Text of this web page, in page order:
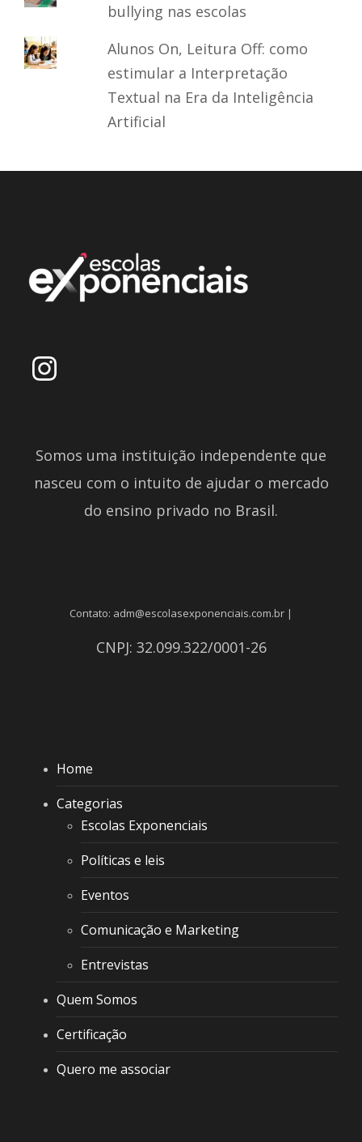
bullying nas escolas
Alunos On, Leitura Off: como
estimular a Interpretação
Textual na Era da Inteligência
Artificial
Somos uma instituição independente que
nasceu com o intuito de ajudar o mercado
do ensino privado no Brasil.
Contato: adm@escolasexponenciais.com.br |
CNPJ: 32.099.322/0001-26
Home
Categorias
Escolas Exponenciais
Políticas e leis
Eventos
Comunicação e Marketing
Entrevistas
Quem Somos
Certificação
Quero me associar